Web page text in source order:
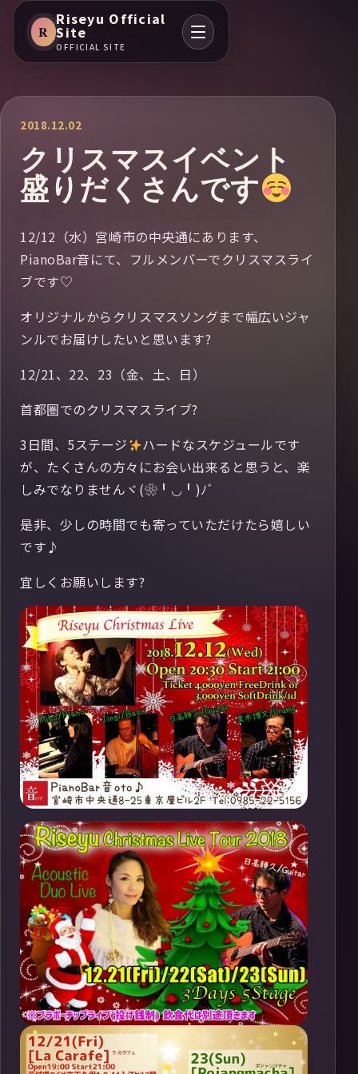
R
Riseyu Official
Site
OFFICIAL SITE
2018.12.02
クリスマスイベント
盛りだくさんです
12/12（水）宮崎市の中央通にあります、
PianoBar音にて、フルメンバーでクリスマスライ
ブです♡
オリジナルからクリスマスソングまで幅広いジャ
ンルでお届けしたいと思います?
12/21、22、23（金、土、日）
首都圏でのクリスマスライブ?
3日間、5ステージ
ハードなスケジュールです
が、たくさんの方々にお会い出来ると思うと、楽
しみでなりませんヾ(❀╹◡╹)ﾉﾞ
是非、少しの時間でも寄っていただけたら嬉しい
です♪
宜しくお願いします?